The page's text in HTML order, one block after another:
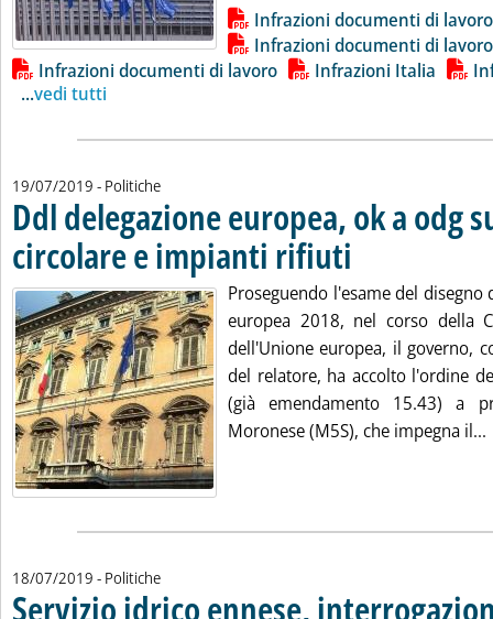
Lista allegati PDF alla notiziaInfrazioni documenti di
Infrazioni documenti di
Infrazioni documenti di lavoro
Infrazioni Italia
...vedi tutti
19/07/2019 - Politiche
Ddl delegazione europea, ok a odg
circolare e impianti rifiuti . Pubblicata venerdì 19
Proseguendo l'esame del disegno
europea 2018, nel corso della
dell'Unione europea, il governo,
del relatore, ha accolto l'ordine
(già emendamento 15.43) a
Moronese (M5S), che impegna il...
18/07/2019 - Politiche
Servizio idrico ennese,